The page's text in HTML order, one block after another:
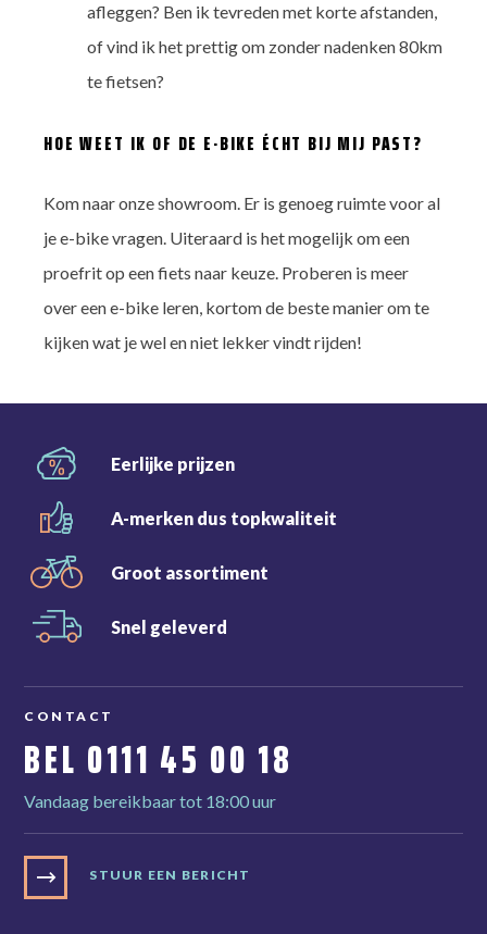
afleggen? Ben ik tevreden met korte afstanden,
of vind ik het prettig om zonder nadenken 80km
te fietsen?
HOE WEET IK OF DE E-BIKE ÉCHT BIJ MIJ PAST?
Kom naar onze showroom. Er is genoeg ruimte voor al
je e-bike vragen. Uiteraard is het mogelijk om een
proefrit op een fiets naar keuze. Proberen is meer
over een e-bike leren, kortom de beste manier om te
kijken wat je wel en niet lekker vindt rijden!
Eerlijke prijzen
A-merken dus topkwaliteit
Groot assortiment
Snel geleverd
CONTACT
BEL 0111 45 00 18
Vandaag bereikbaar tot 18:00 uur
STUUR EEN BERICHT